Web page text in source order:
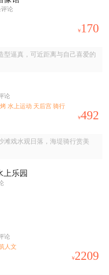
论
￥170
型逼真，可近距离与自己喜爱的
论
水上运动 天后宫 骑行
￥492
滩戏水观日落，海堤骑行赏美
上乐园
论
人文
￥2209